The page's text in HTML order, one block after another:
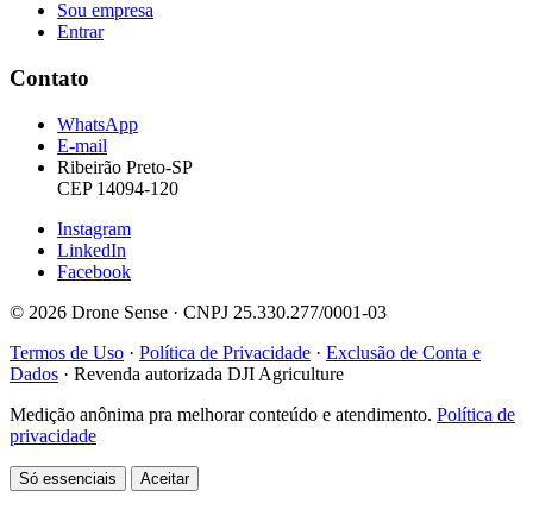
Sou empresa
Entrar
Contato
WhatsApp
E-mail
Ribeirão Preto-SP
CEP 14094-120
Instagram
LinkedIn
Facebook
© 2026 Drone Sense · CNPJ 25.330.277/0001-03
Termos de Uso · Política de Privacidade · Exclusão de Conta e
Dados · Revenda autorizada DJI Agriculture
Medição anônima pra melhorar conteúdo e atendimento. Política de
privacidade
Só essenciais Aceitar